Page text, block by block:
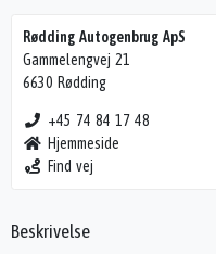
Rødding Autogenbrug ApS
Gammelengvej 21
6630 Rødding
+45 74 84 17 48
Hjemmeside
Find vej
Beskrivelse